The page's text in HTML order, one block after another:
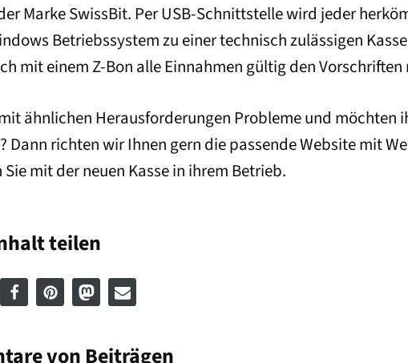
Marke SwissBit. Per USB-Schnittstelle wird jeder
Betriebssystem zu einer technisch zulässigen
mit einem Z-Bon alle Einnahmen gültig den Vorschriften
ähnlichen Herausforderungen Probleme und möchten
Dann richten wir Ihnen gern die passende Website mit
mit der neuen Kasse in ihrem Betrieb.
teilen
von Beiträgen